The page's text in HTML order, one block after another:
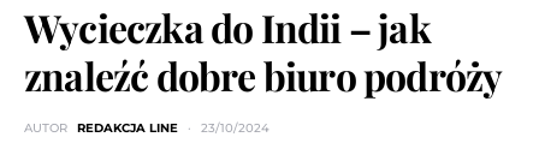
Wycieczka do Indii – jak
znaleźć dobre biuro podróży
AUTOR REDAKCJA LINE 23/10/2024